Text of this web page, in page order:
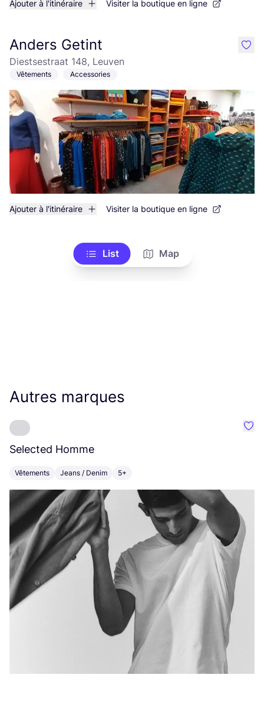
Ajouter à l'itinéraire Visiter la boutique en ligne
Anders Getint
Diestsestraat 148, Leuven
Vêtements Accessories
Ajouter à l'itinéraire Visiter la boutique en ligne
like
List Map
Autres marques
Selected Homme
Vêtements Jeans / Denim 5+